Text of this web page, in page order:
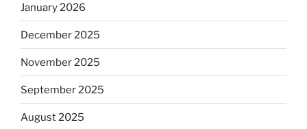
January 2026
December 2025
November 2025
September 2025
August 2025